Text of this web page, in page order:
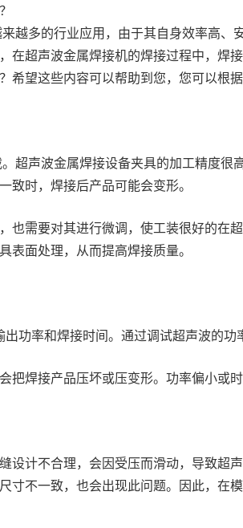
越多的行业应用，由于其自身效率高、
在超声波金属焊接机的焊接过程中，焊
希望这些内容可以帮助到您，您可以根
超声波金属焊接设备夹具的加工精度很
致时，焊接后产品可能会变形。
也需要对其进行微调，使工装很好的在
表面处理，从而提高焊接质量。
功率和焊接时间。通过调试超声波的功
焊接产品压坏或压变形。功率偏小或
设计不合理，会因受压而滑动，导致超
寸不一致，也会出现此问题。因此，在